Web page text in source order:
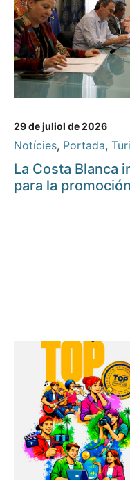
29 de juliol de 2026
Notícies, Portada,
La Costa Blanca
para la